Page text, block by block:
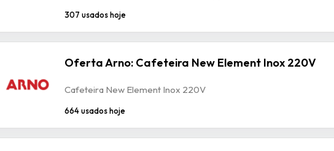
307 usados hoje
Oferta Arno: Cafeteira New Element Inox 220V
Cafeteira New Element Inox 220V
664 usados hoje